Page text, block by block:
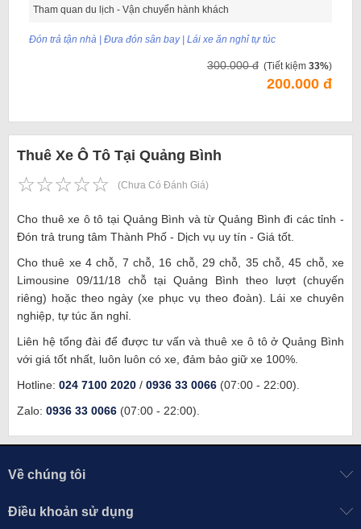
Tham quan du lịch - Vận chuyển hành khách
Đón trả tận nhà | Đưa đón sân bay | Lái xe ăn nghỉ tự túc
300.000 đ (Tiết kiệm 33%)
200.000 đ
Thuê Xe Ô Tô Tại Quảng Bình
☆☆☆☆☆
★★★★★ (Chưa Có Đánh Giá)
Cho thuê xe ô tô tại Quảng Bình và từ Quảng Bình đi các tỉnh -
Đón trả trung tâm Thành Phố - Dịch vụ uy tín - Giá tốt.
Cho thuê xe 4 chỗ, 7 chỗ, 16 chỗ, 29 chỗ, 35 chỗ, 45 chỗ, xe
Limousine 09/11/18 chỗ tại Quảng Bình theo lượt (chuyến
riêng) hoặc theo ngày (xe phục vụ theo đoàn). Lái xe chuyên
nghiệp, tự túc ăn nghỉ.
Liên hệ tổng đài để được tư vấn và thuê xe ô tô ở Quảng Bình
với giá tốt nhất, luôn luôn có xe, đảm bảo giữ xe 100%.
Hotline: 024 7100 2020 / 0936 33 0066 (07:00 - 22:00).
Zalo: 0936 33 0066 (07:00 - 22:00).
Về chúng tôi
Điều khoản sử dụng